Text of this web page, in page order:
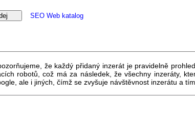
SEO Web katalog
že každý přidaný inzerát je pravidelně
robotů, což má za následek, že všechny inzeráty,
ale i jiných, čímž se zvyšuje návštěvnost inzerátu a